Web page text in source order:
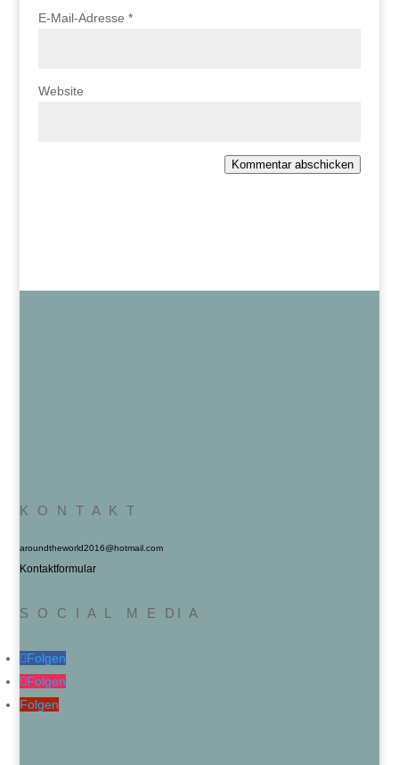
E-Mail-Adresse *
Website
Kommentar abschicken
K O N T A K T
aroundtheworld2016@hotmail.com
Kontaktformular
S O C I A L M E DI A
Folgen
Folgen
Folgen